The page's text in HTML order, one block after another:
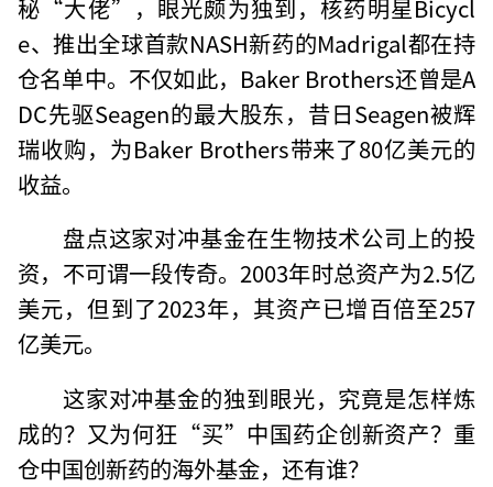
秘“大佬”，眼光颇为独到，核药明星Bicycl
e、推出全球首款NASH新药的Madrigal都在持
仓名单中。不仅如此，Baker Brothers还曾是A
DC先驱Seagen的最大股东，昔日Seagen被辉
瑞收购，为Baker Brothers带来了80亿美元的
收益。
盘点这家对冲基金在生物技术公司上的投
资，不可谓一段传奇。2003年时总资产为2.5亿
美元，但到了2023年，其资产已增百倍至257
亿美元。
这家对冲基金的独到眼光，究竟是怎样炼
成的？又为何狂“买”中国药企创新资产？重
仓中国创新药的海外基金，还有谁？